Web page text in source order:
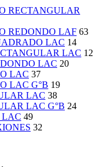
RECTANGULAR
REDONDO LAF 63
LAC 14
LAC 12
LAC 20
LAC 37
LAC G°B 19
LAC 38
LAC G°B 24
LAC 49
32